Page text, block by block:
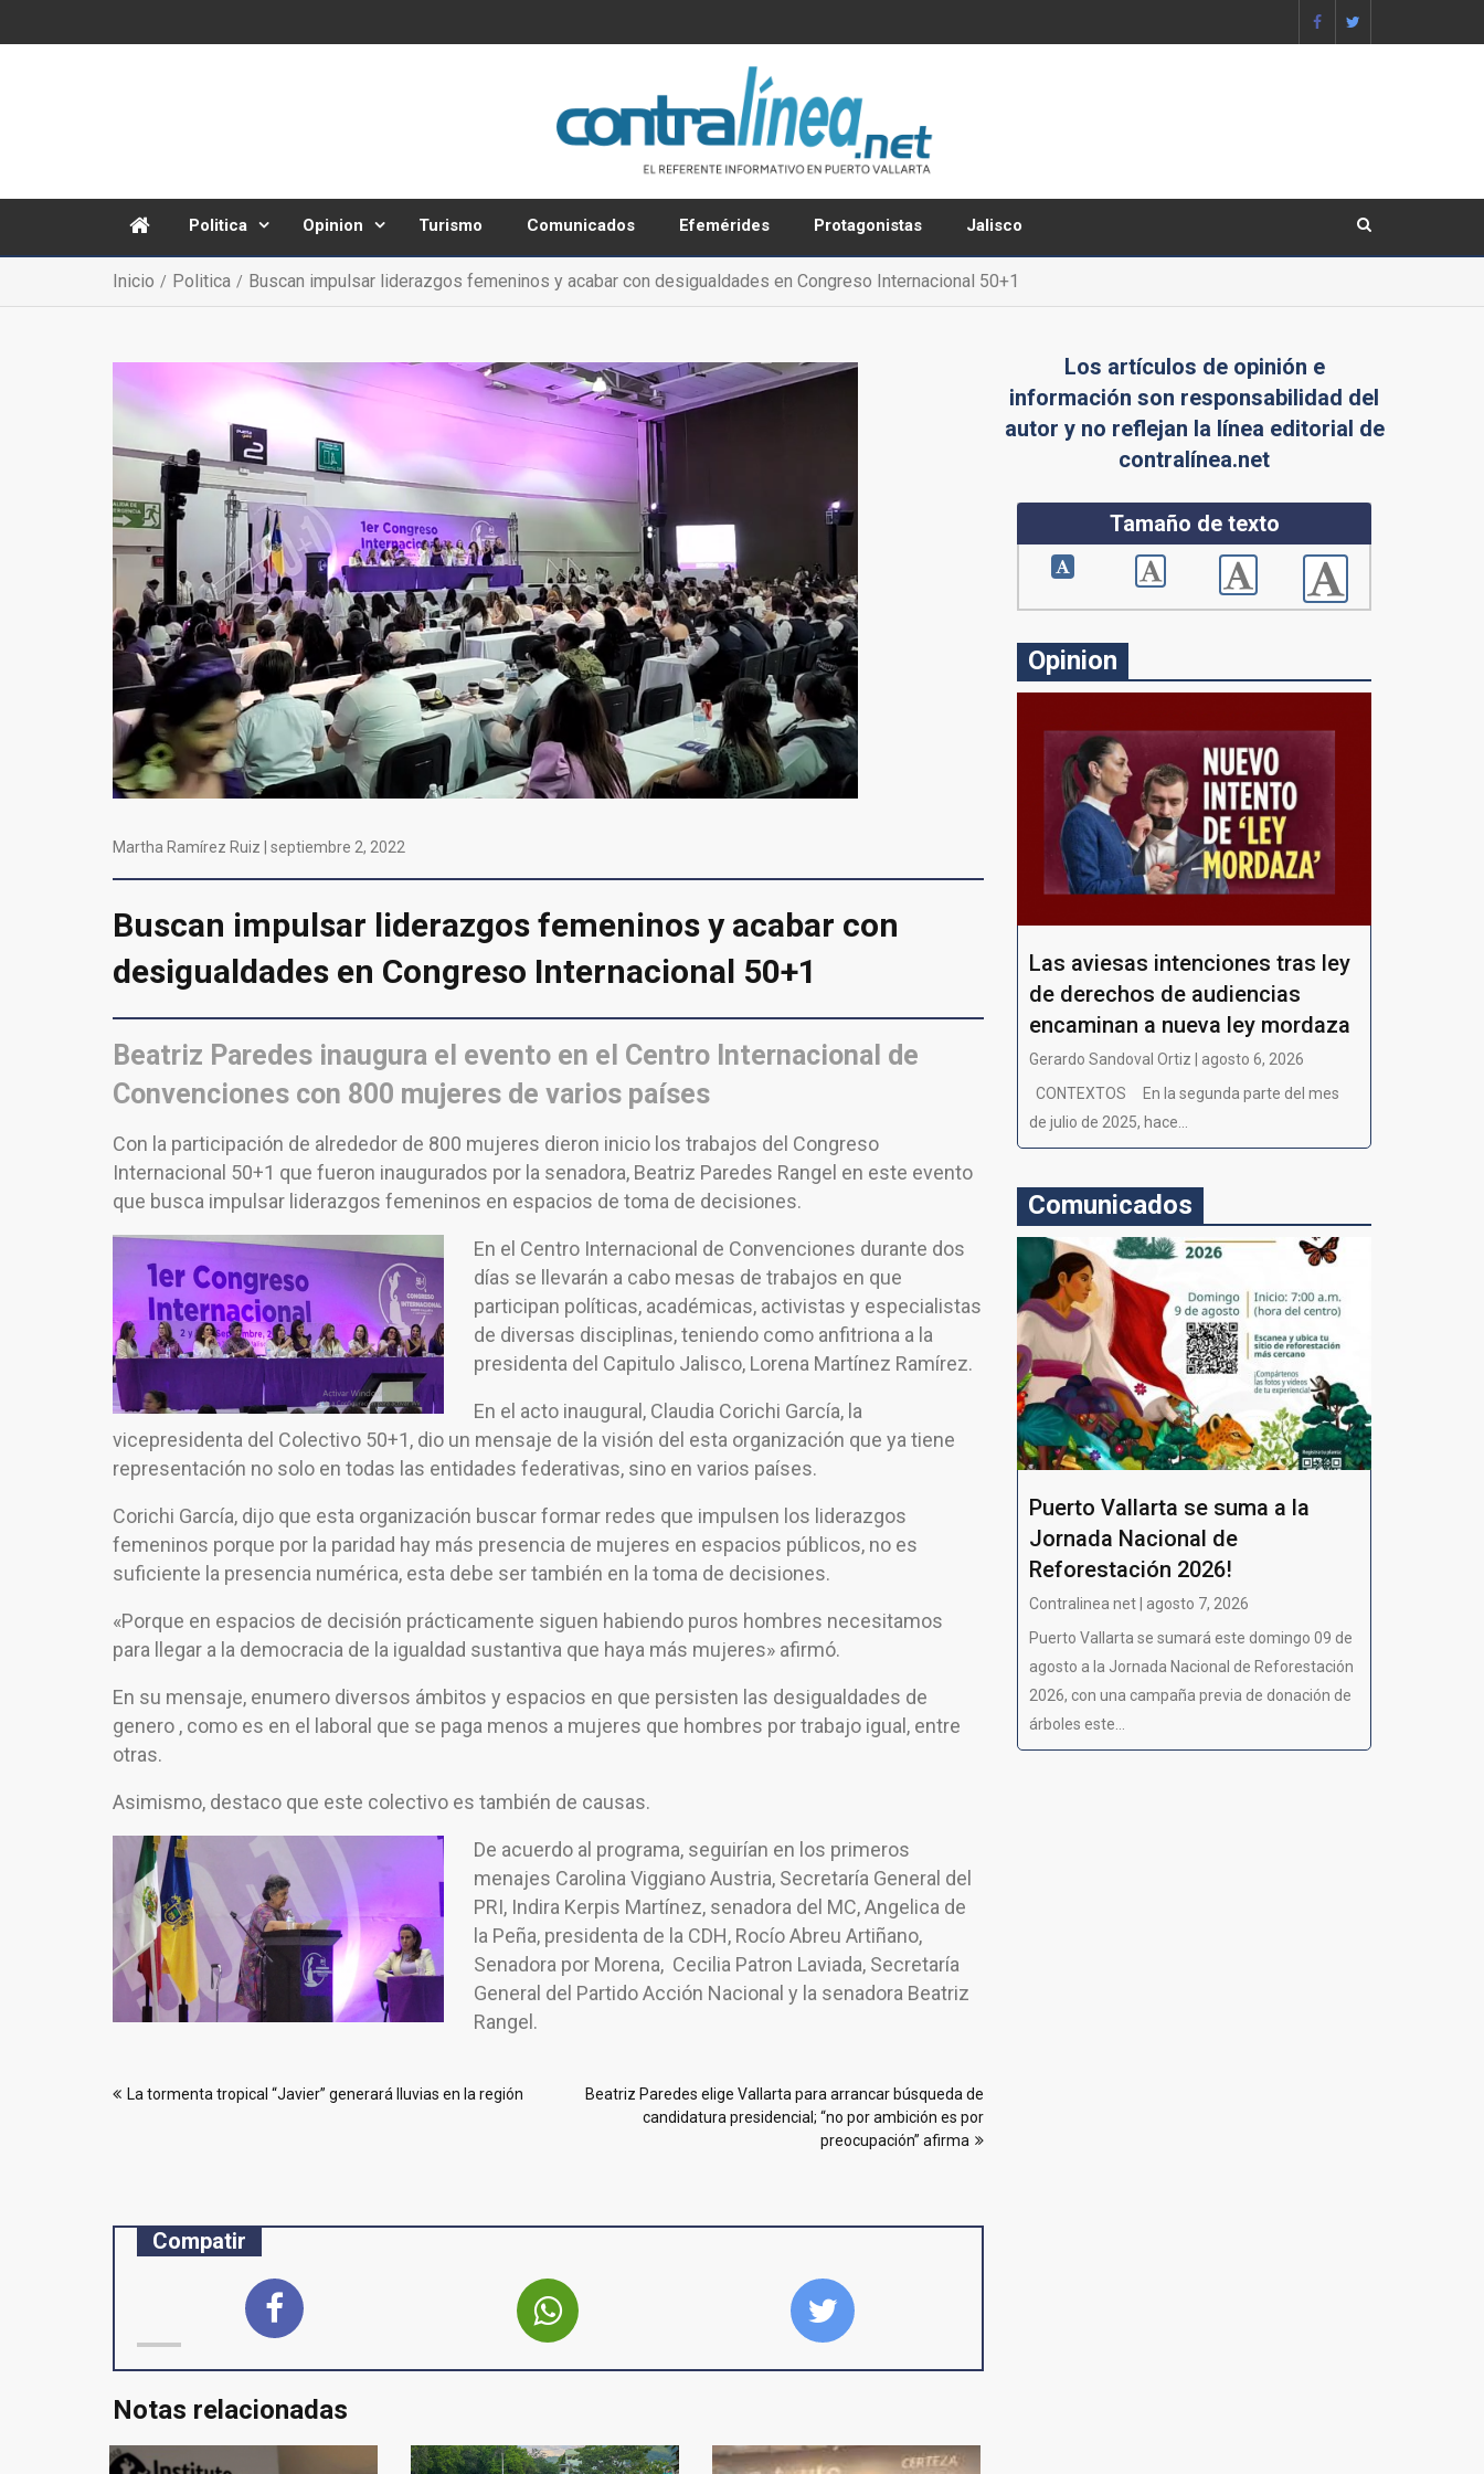
Politica Opinion Turismo Comunicados Efemérides Protagonistas Jalisco
Inicio Politica Buscan impulsar liderazgos femeninos y acabar con desigualdades en Congreso Internacional 50+1
Martha Ramírez Ruiz | septiembre 2, 2022
Buscan impulsar liderazgos femeninos y acabar con
desigualdades en Congreso Internacional 50+1
Beatriz Paredes inaugura el evento en el Centro Internacional de
Convenciones con 800 mujeres de varios países
Con la participación de alrededor de 800 mujeres dieron inicio los trabajos del Congreso
Internacional 50+1 que fueron inaugurados por la senadora, Beatriz Paredes Rangel en este evento
que busca impulsar liderazgos femeninos en espacios de toma de decisiones.
En el Centro Internacional de Convenciones durante dos
días se llevarán a cabo mesas de trabajos en que
participan políticas, académicas, activistas y especialistas
de diversas disciplinas, teniendo como anfitriona a la
presidenta del Capitulo Jalisco, Lorena Martínez Ramírez.
En el acto inaugural, Claudia Corichi García, la
vicepresidenta del Colectivo 50+1, dio un mensaje de la visión del esta organización que ya tiene
representación no solo en todas las entidades federativas, sino en varios países.
Corichi García, dijo que esta organización buscar formar redes que impulsen los liderazgos
femeninos porque por la paridad hay más presencia de mujeres en espacios públicos, no es
suficiente la presencia numérica, esta debe ser también en la toma de decisiones.
«Porque en espacios de decisión prácticamente siguen habiendo puros hombres necesitamos
para llegar a la democracia de la igualdad sustantiva que haya más mujeres» afirmó.
En su mensaje, enumero diversos ámbitos y espacios en que persisten las desigualdades de
genero , como es en el laboral que se paga menos a mujeres que hombres por trabajo igual, entre
otras.
Asimismo, destaco que este colectivo es también de causas.
De acuerdo al programa, seguirían en los primeros
menajes Carolina Viggiano Austria, Secretaría General del
PRI, Indira Kerpis Martínez, senadora del MC, Angelica de
la Peña, presidenta de la CDH, Rocío Abreu Artiñano,
Senadora por Morena, Cecilia Patron Laviada, Secretaría
General del Partido Acción Nacional y la senadora Beatriz
Rangel.
deLa tormenta tropical “Javier” generará lluvias en la región
Beatriz Paredes elige Vallarta para arrancar búsqueda de
candidatura presidencial; “no por ambición es por
preocupación” afirma
Compatir
Notas relacionadas
Los artículos de opinión e
información son responsabilidad del
autor y no reflejan la línea editorial de
contralínea.net
Tamaño de texto
Opinion
Las aviesas intenciones tras ley
de derechos de audiencias
encaminan a nueva ley mordaza
Gerardo Sandoval Ortiz | agosto 6, 2026
CONTEXTOS En la segunda parte del mes
de julio de 2025, hace...
Comunicados
Puerto Vallarta se suma a la
Jornada Nacional de
Reforestación 2026!
Contralinea net | agosto 7, 2026
Puerto Vallarta se sumará este domingo 09 de
agosto a la Jornada Nacional de Reforestación
2026, con una campaña previa de donación de
árboles este...